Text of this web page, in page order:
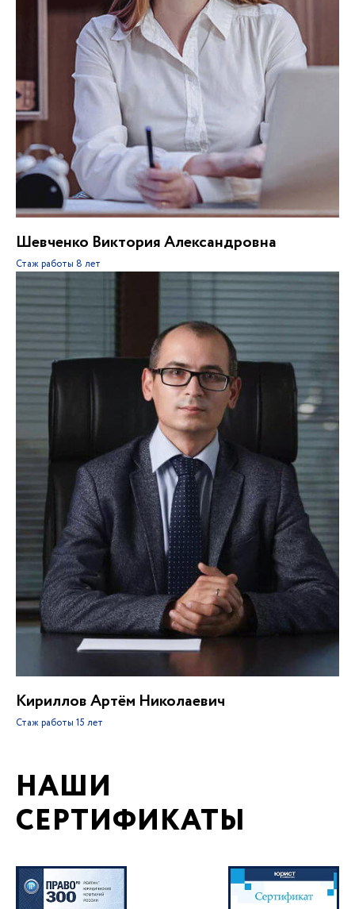
Шевченко Виктория Александровна
Стаж работы 8 лет
Кириллов Артём Николаевич
Стаж работы 15 лет
НАШИ
СЕРТИФИКАТЫ